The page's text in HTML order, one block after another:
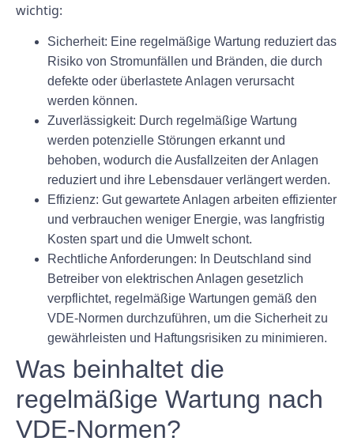
wichtig:
Sicherheit: Eine regelmäßige Wartung reduziert das
Risiko von Stromunfällen und Bränden, die durch
defekte oder überlastete Anlagen verursacht
werden können.
Zuverlässigkeit: Durch regelmäßige Wartung
werden potenzielle Störungen erkannt und
behoben, wodurch die Ausfallzeiten der Anlagen
reduziert und ihre Lebensdauer verlängert werden.
Effizienz: Gut gewartete Anlagen arbeiten effizienter
und verbrauchen weniger Energie, was langfristig
Kosten spart und die Umwelt schont.
Rechtliche Anforderungen: In Deutschland sind
Betreiber von elektrischen Anlagen gesetzlich
verpflichtet, regelmäßige Wartungen gemäß den
VDE-Normen durchzuführen, um die Sicherheit zu
gewährleisten und Haftungsrisiken zu minimieren.
Was beinhaltet die
regelmäßige Wartung nach
VDE-Normen?